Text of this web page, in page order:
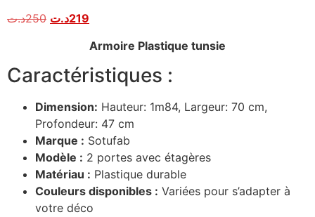
250د.ت 219د.ت
Armoire Plastique tunsie
Caractéristiques :
Dimension: Hauteur: 1m84, Largeur: 70 cm,
Profondeur: 47 cm
Marque : Sotufab
Modèle : 2 portes avec étagères
Matériau : Plastique durable
Couleurs disponibles : Variées pour s’adapter à
votre déco